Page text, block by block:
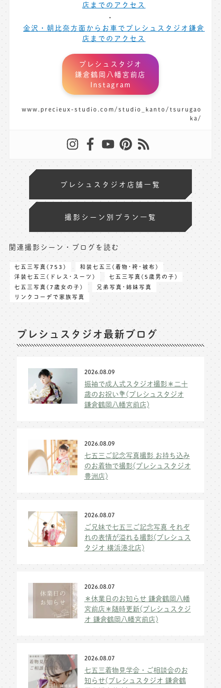
店までのアクセス
金沢・朝比奈方面からお車でプレシュスタジオ鎌倉
店までのアクセス
プレシュスタジオ
鎌倉鶴岡八幡宮前店
Instagram
www.precieux-studio.com/studio_kanto/tsurugao
ka/
プレシュスタジオ店舗一覧
撮影シーン別プラン一覧
関連撮影シーン・ブログを読む
七五三写真(753)
和装七五三(着物･袴･被布)
洋装七五三(ドレス･スーツ)
七五三写真(5歳男の子)
七五三写真(7歳女の子)
兄弟写真･姉妹写真
リンクコーデで家族写真
プレシュスタジオ最新ブログ
2026.08.09
振袖で成人式スタジオ撮影＊二十
歳のお祝い💐(プレシュスタジオ
鎌倉鶴岡八幡宮前店)
2026.08.09
七五三ご記念写真撮影 お持ち込み
のお着物で撮影(プレシュスタジオ
豊洲店)
2026.08.07
ご兄妹で七五三ご記念写真 それぞ
れの表情が溢れる撮影(プレシュス
タジオ 横浜港北店)
2026.08.07
＊休業日のお知らせ 鎌倉鶴岡八幡
宮前店＊随時更新(プレシュスタジ
オ 鎌倉鶴岡八幡宮前店)
2026.08.07
七五三着物見学会・ご相談会のお
知らせ(プレシュスタジオ 鎌倉鶴